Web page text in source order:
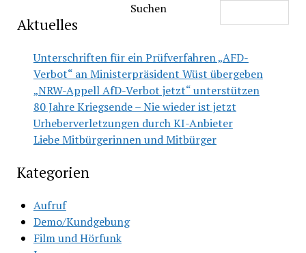
Suchen
Aktuelles
Unterschriften für ein Prüfverfahren „AFD-
Verbot“ an Ministerpräsident Wüst übergeben
„NRW-Appell AfD-Verbot jetzt“ unterstützen
80 Jahre Kriegsende – Nie wieder ist jetzt
Urheberverletzungen durch KI-Anbieter
Liebe Mitbürgerinnen und Mitbürger
Kategorien
Aufruf
Demo/Kundgebung
Film und Hörfunk